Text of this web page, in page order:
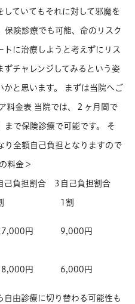
ていてもそれに対して邪魔を
保険診療でも可能、命のリスク
に治療しようと考えずにリス
ずチャレンジしてみるという姿
かと思います。 まずは当院へご
料金表 当院では、２ヶ月間で
まで保険診療で可能です。 そ
り全額自己負担となりますので
料金＞
己負担割合 3 自己負担割合
1割
円 9,000円
円 6,000円
由診療に切り替わる可能性も